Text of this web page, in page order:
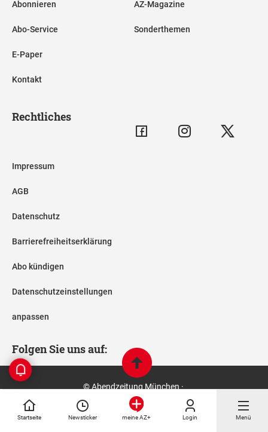
Startseite Newsticker meine AZ+ Login Menü
Abonnieren
Abo-Service
E-Paper
Kontakt
AZ-Magazine
Sonderthemen
Rechtliches
Impressum
AGB
Datenschutz
Barrierefreiheitserklärung
Abo kündigen
Datenschutzeinstellungen
anpassen
Folgen Sie uns auf:
© Abendzeitung München ·
Alle Rechte 2026 Abendzeitung Digital